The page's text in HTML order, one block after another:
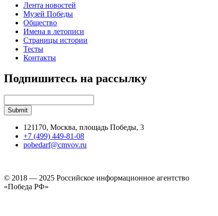
Лента новостей
Музей Победы
Общество
Имена в летописи
Страницы истории
Тесты
Контакты
Подпишитесь на рассылку
121170, Москва, площадь Победы, 3
+7 (499) 449-81-08
pobedarf@cmvov.ru
© 2018 — 2025 Российское информационное агентство
«Победа РФ»